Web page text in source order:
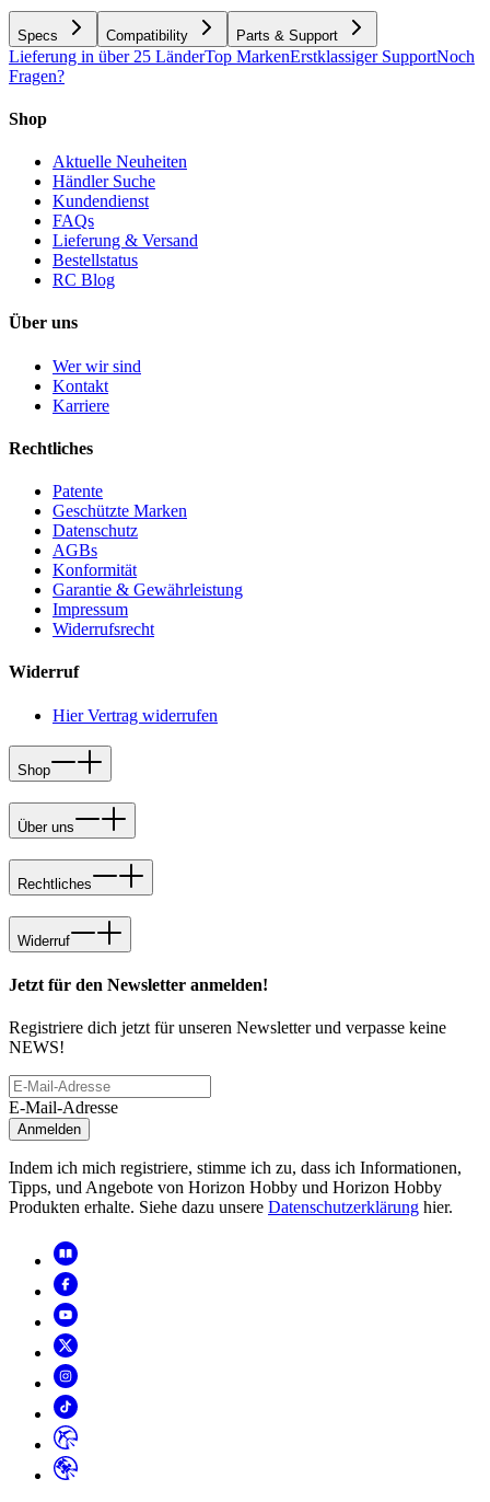
Specs Compatibility Parts & Support
Lieferung in über 25 LänderTop MarkenErstklassiger SupportNoch
Fragen?
Shop
Aktuelle Neuheiten
Händler Suche
Kundendienst
FAQs
Lieferung & Versand
Bestellstatus
RC Blog
Über uns
Wer wir sind
Kontakt
Karriere
Rechtliches
Patente
Geschützte Marken
Datenschutz
AGBs
Konformität
Garantie & Gewährleistung
Impressum
Widerrufsrecht
Widerruf
Hier Vertrag widerrufen
Shop
Über uns
Rechtliches
Widerruf
Jetzt für den Newsletter anmelden!
Registriere dich jetzt für unseren Newsletter und verpasse keine
NEWS!
E-Mail-Adresse
Anmelden
Indem ich mich registriere, stimme ich zu, dass ich Informationen,
Tipps, und Angebote von Horizon Hobby und Horizon Hobby
Produkten erhalte. Siehe dazu unsere Datenschutzerklärung hier.